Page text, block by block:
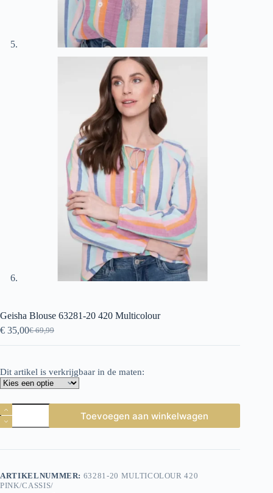
Geisha Blouse 63281-20 420 Multicolour
€69,99
Oorspronkelijke
prijs
€ 69,99.
€ 35,00Huidige
prijs
€ 35,00.
Dit artikel is verkrijgbaar in de maten:
Geisha
Blouse
63281-
420
Toevoegen aan winkelwagen
ARTIKELNUMMER: 63281-20 MULTICOLOUR 420
PINK/CASSIS/